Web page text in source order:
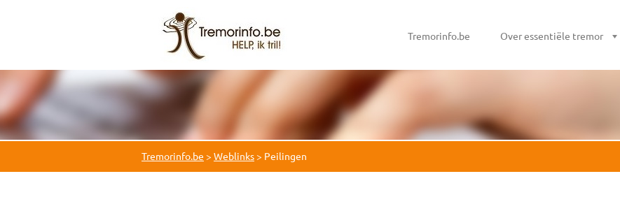
Tremorinfo.be Over essentiële tremor
Tremorinfo.be > Weblinks> Peilingen